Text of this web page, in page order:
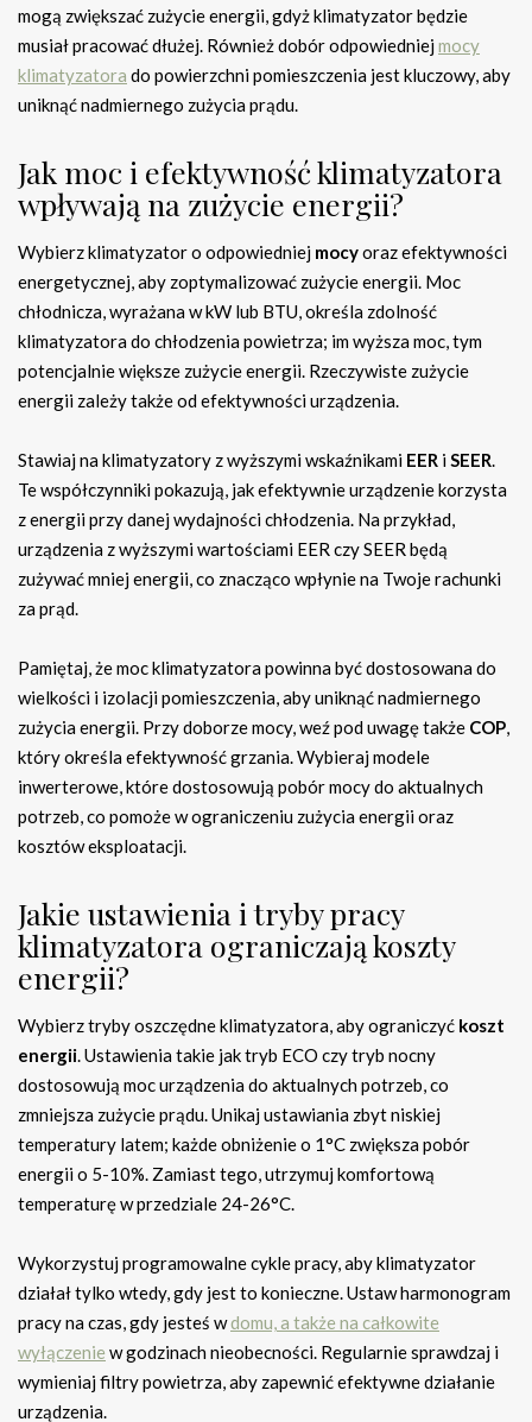
mogą zwiększać zużycie energii, gdyż klimatyzator będzie
musiał pracować dłużej. Również dobór odpowiedniejmocy
klimatyzatora do powierzchni pomieszczenia jest kluczowy, aby
uniknąć nadmiernego zużycia prądu.
Jak moc i efektywność klimatyzatora
wpływają na zużycie energii?
Wybierz klimatyzator o odpowiedniej mocyoraz efektywności
energetycznej, aby zoptymalizować zużycie energii. Moc
chłodnicza, wyrażana w kW lub BTU, określa zdolność
klimatyzatora do chłodzenia powietrza; im wyższa moc, tym
potencjalnie większe zużycie energii. Rzeczywiste zużycie
energii zależy także od efektywności urządzenia.
Stawiaj na klimatyzatory z wyższymi wskaźnikami EER i SEER
Te współczynniki pokazują, jak efektywnie urządzenie korzysta
z energii przy danej wydajności chłodzenia. Na przykład,
urządzenia z wyższymi wartościami EER czy SEER będą
zużywać mniej energii, co znacząco wpłynie na Twoje rachunki
za prąd.
Pamiętaj, że moc klimatyzatora powinna być dostosowana do
wielkości i izolacji pomieszczenia, aby uniknąć nadmiernego
zużycia energii. Przy doborze mocy, weź pod uwagę także COP
który określa efektywność grzania. Wybieraj modele
inwerterowe, które dostosowują pobór mocy do aktualnych
potrzeb, co pomoże w ograniczeniu zużycia energii oraz
kosztów eksploatacji.
Jakie ustawienia i tryby pracy
klimatyzatora ograniczają koszty
energii?
Wybierz tryby oszczędne klimatyzatora, aby ograniczyć koszt
energii . Ustawienia takie jak tryb ECO czy tryb nocny
dostosowują moc urządzenia do aktualnych potrzeb, co
zmniejsza zużycie prądu. Unikaj ustawiania zbyt niskiej
temperatury latem; każde obniżenie o 1°C zwiększa pobór
energii o 5-10%. Zamiast tego, utrzymuj komfortową
temperaturę w przedziale 24-26°C.
Wykorzystuj programowalne cykle pracy, aby klimatyzator
działał tylko wtedy, gdy jest to konieczne. Ustaw harmonogram
pracy na czas, gdy jesteś wdomu, a także na całkowite
wyłączenie w godzinach nieobecności. Regularnie sprawdzaj i
wymieniaj filtry powietrza, aby zapewnić efektywne działanie
urządzenia.